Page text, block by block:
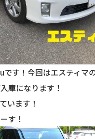
です！今回はエスティマ
庫になります！
います！
す！